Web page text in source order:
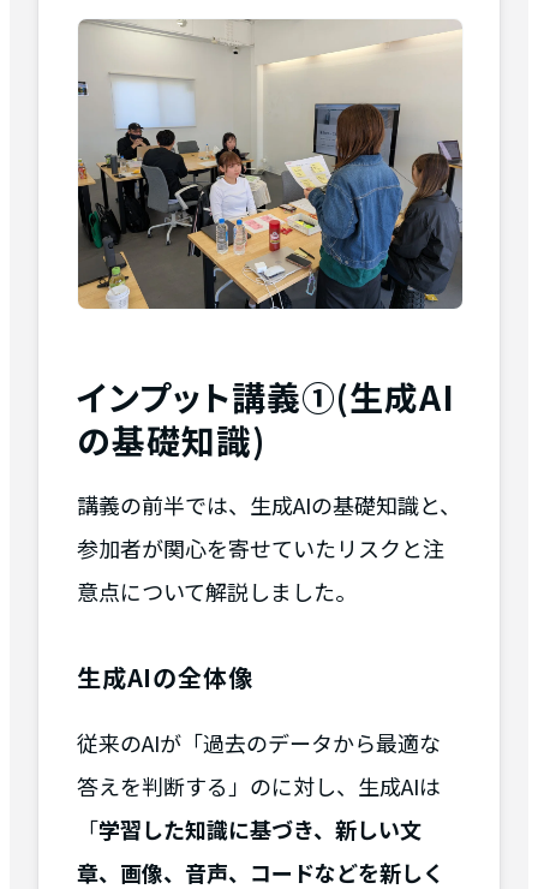
インプット講義①(生成AI
の基礎知識)
講義の前半では、生成AIの基礎知識と、
参加者が関心を寄せていたリスクと注
意点について解説しました。
生成AIの全体像
従来のAIが「過去のデータから最適な
答えを判断する」のに対し、生成AIは
「学習した知識に基づき、新しい文
章、画像、音声、コードなどを新しく